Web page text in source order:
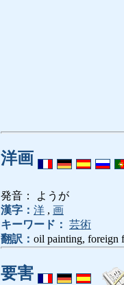
洋画
発音： ようが
漢字： 洋 , 画
キーワード： 芸術
翻訳： oil painting, foreign
要害